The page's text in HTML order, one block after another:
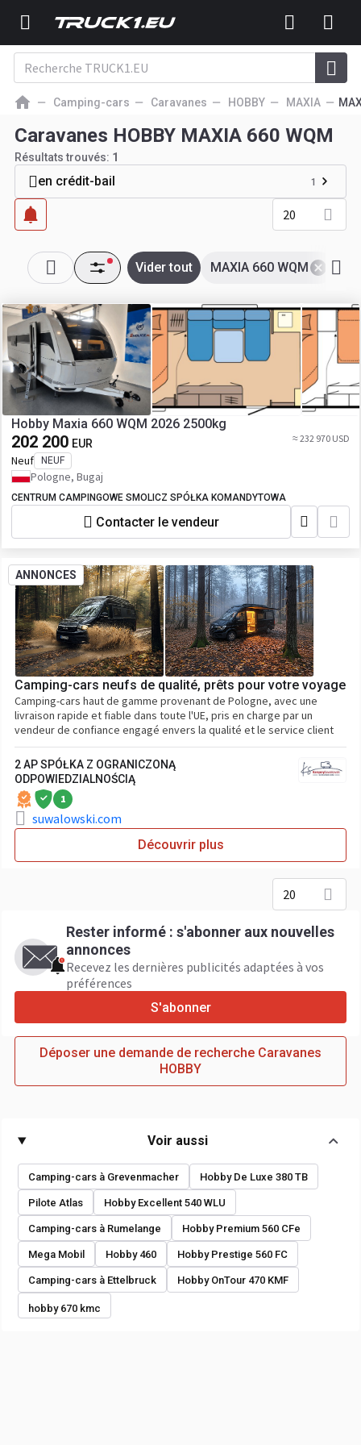
Camping-cars Caravanes HOBBY MAXIA
Caravanes HOBBY MAXIA 660 WQM
Résultats trouvés: 1
en crédit-bail 1
20
MAXIA 660 WQM
Vider tout
Hobby Maxia 660 WQM 2026 2500kg
202 200 EUR ≈ 232 970 USD
Neuf NEUF
Pologne, Bugaj
CENTRUM CAMPINGOWE SMOLICZ SPÓŁKA KOMANDYTOWA
Contacter le vendeur
ANNONCES
Camping-cars neufs de qualité, prêts pour votre voyage
Camping-cars haut de gamme provenant de Pologne, avec une
livraison rapide et fiable dans toute l'UE, pris en charge par un
vendeur de confiance engagé envers la qualité et le service client
2 AP SPÓŁKA Z OGRANICZONĄ
ODPOWIEDZIALNOŚCIĄ
1
suwalowski.com
Découvrir plus
20
Rester informé : s'abonner aux nouvelles
annonces
Recevez les dernières publicités adaptées à vos
préférences
S'abonner
Déposer une demande de recherche Caravanes
HOBBY
Voir aussi
Camping-cars à Grevenmacher Hobby De Luxe 380 TB
Pilote Atlas Hobby Excellent 540 WLU
Camping-cars à Rumelange Hobby Premium 560 CFe
Mega Mobil Hobby 460 Hobby Prestige 560 FC
Camping-cars à Ettelbruck Hobby OnTour 470 KMF
hobby 670 kmc